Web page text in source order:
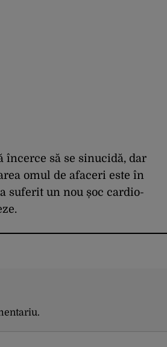
încerce să se sinucidă, dar
omul de afaceri este în
suferit un nou șoc cardio-